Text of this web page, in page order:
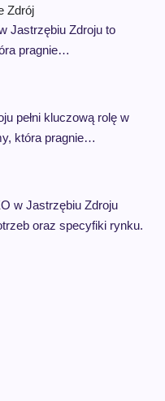
Zdrój
Jastrzębiu Zdroju to
pragnie…
pełni kluczową rolę w
która pragnie…
w Jastrzębiu Zdroju
oraz specyfiki rynku.